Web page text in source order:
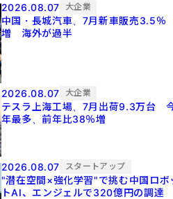
2026.08.07 大企業
中国・長城汽車、7月新車販売3.5％
増 海外が過半
2026.08.07 大企業
テスラ上海工場、7月出荷9.3万台
年最多、前年比38％増
2026.08.07 スタートアップ
"潜在空間×強化学習"で挑む中国ロボ
トAI、エンジェルで320億円の調達